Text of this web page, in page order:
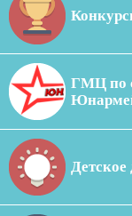
ГМЦ по
Детское